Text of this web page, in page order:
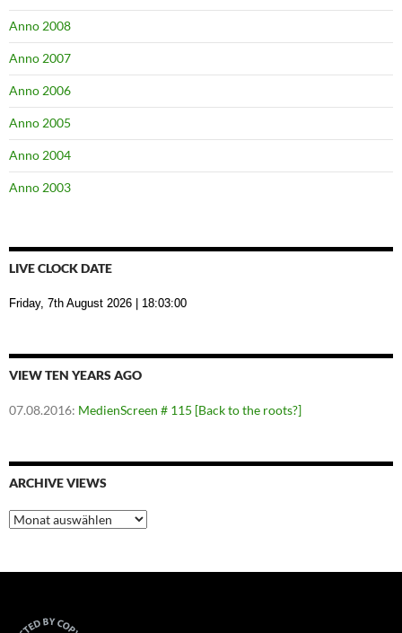
Anno 2008
Anno 2007
Anno 2006
Anno 2005
Anno 2004
Anno 2003
LIVE CLOCK DATE
Friday, 7th August 2026 | 18:03:01
VIEW TEN YEARS AGO
07.08.2016: MedienScreen # 115 [Back to the roots?]
ARCHIVE VIEWS
Archive
Views